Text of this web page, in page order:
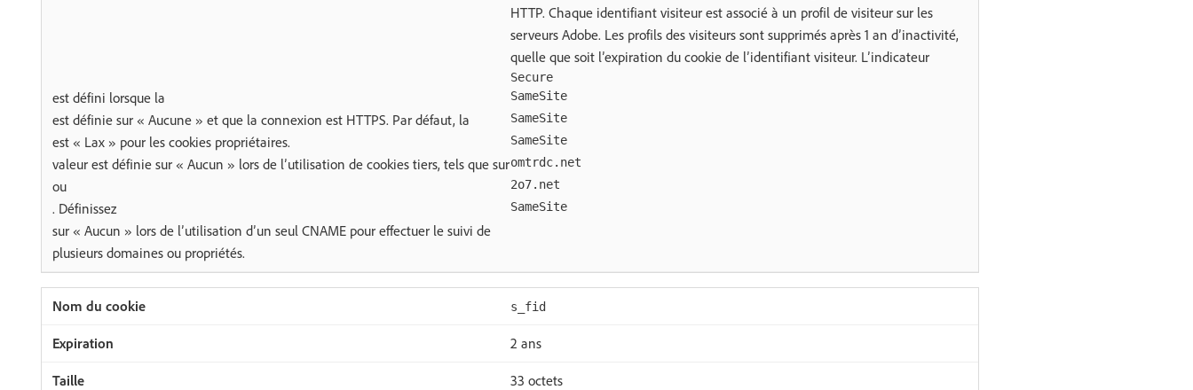
HTTP. Chaque identifiant visiteur est associé à un profil de visiteur sur les
serveurs Adobe. Les profils des visiteurs sont supprimés après 1 an d’inactivité,
quelle que soit l’expiration du cookie de l’identifiant visiteur. L’indicateur
Secure
est défini lorsque la SameSite
est définie sur « Aucune » et que la connexion est HTTPS. Par défaut, la SameSite
est « Lax » pour les cookies propriétaires. SameSite
valeur est définie sur « Aucun » lors de l’utilisation de cookies tiers, tels que suromtrdc.net
ou 2o7.net
. Définissez SameSite
sur « Aucun » lors de l’utilisation d’un seul CNAME pour effectuer le suivi de
plusieurs domaines ou propriétés.
s_fid
2 ans
33 octets